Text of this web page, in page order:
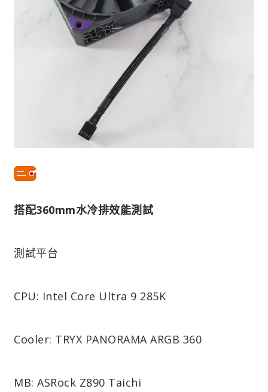
搭配360mm水冷排效能測試
測試平台
CPU: Intel Core Ultra 9 285K
Cooler: TRYX PANORAMA ARGB 360
MB: ASRock Z890 Taichi